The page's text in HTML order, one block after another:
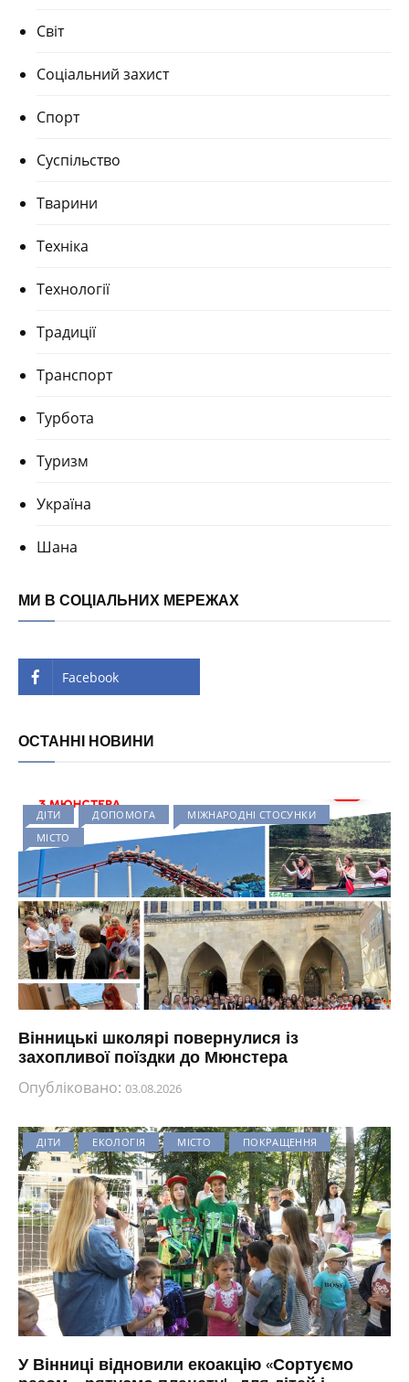
Світ
Соціальний захист
Спорт
Суспільство
Тварини
Техніка
Технології
Традиції
Транспорт
Турбота
Туризм
Україна
Шана
МИ В СОЦІАЛЬНИХ МЕРЕЖАХ
Facebook
ОСТАННІ НОВИНИ
ДІТИ ДОПОМОГА
МІЖНАРОДНІ СТОСУНКИ
МІСТО
Вінницькі школярі повернулися із
захопливої поїздки до Мюнстера
Опубліковано: 03.08.2026
ДІТИ ЕКОЛОГІЯ МІСТО ПОКРАЩЕННЯ
У Вінниці відновили екоакцію «Сортуємо